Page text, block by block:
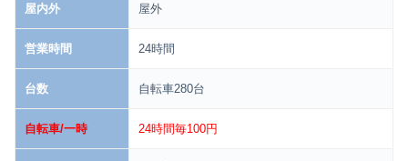
屋内外 屋外
営業時間 24時間
台数 自転車280台
自転車/一時 24時間毎100円